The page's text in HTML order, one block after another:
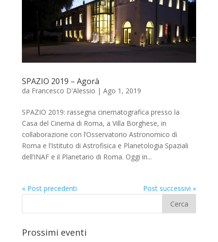
SPAZIO 2019 – Agorà
da Francesco D'Alessio | Ago 1, 2019
SPAZIO 2019: rassegna cinematografica presso la
Casa del Cinema di Roma, a Villa Borghese, in
collaborazione con l’Osservatorio Astronomico di
Roma e l’Istituto di Astrofisica e Planetologia Spaziali
dell’INAF e il Planetario di Roma. Oggi in...
« Post precedenti Post successivi »
Prossimi eventi